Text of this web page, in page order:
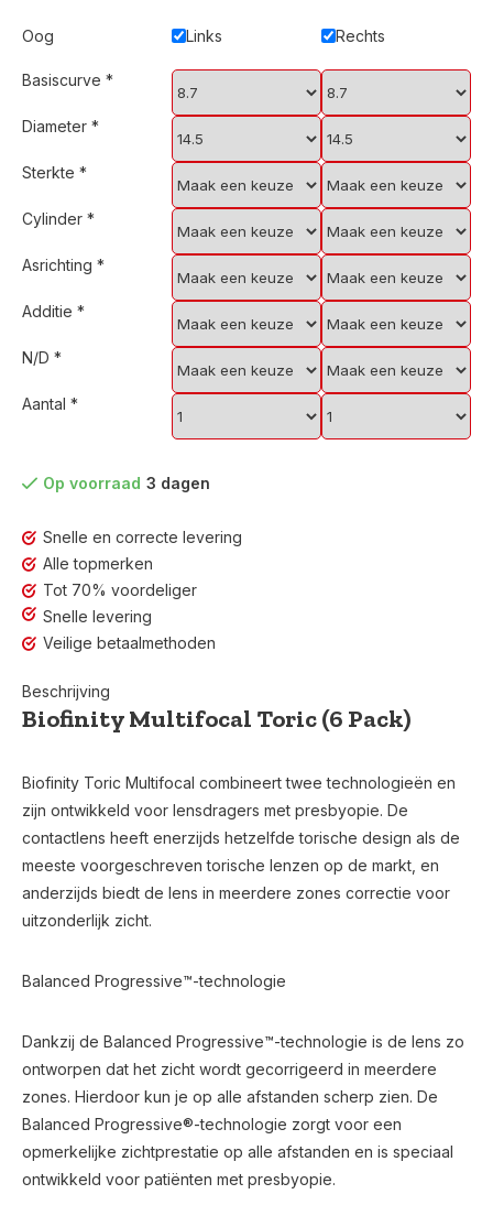
Oog Links Rechts
Basiscurve *
Diameter *
Sterkte *
Cylinder *
Asrichting *
Additie *
N/D *
Aantal *
Op voorraad 3 dagen
Snelle en correcte levering
Alle topmerken
Tot 70% voordeliger
Snelle levering
Veilige betaalmethoden
Beschrijving
Biofinity Multifocal Toric (6 Pack)
Biofinity Toric Multifocal combineert twee technologieën en
zijn ontwikkeld voor lensdragers met presbyopie. De
contactlens heeft enerzijds hetzelfde torische design als de
meeste voorgeschreven torische lenzen op de markt, en
anderzijds biedt de lens in meerdere zones correctie voor
uitzonderlijk zicht.
Balanced Progressive™-technologie
Dankzij de Balanced Progressive™-technologie is de lens zo
ontworpen dat het zicht wordt gecorrigeerd in meerdere
zones. Hierdoor kun je op alle afstanden scherp zien. De
Balanced Progressive®-technologie zorgt voor een
opmerkelijke zichtprestatie op alle afstanden en is speciaal
ontwikkeld voor patiënten met presbyopie.